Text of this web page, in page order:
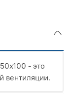
- это
вентиляции.